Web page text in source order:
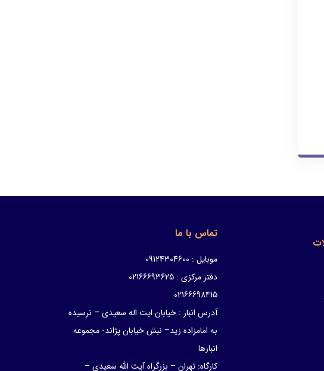
تماس با ما
موبایل : 09124304600
دفتر مرکزی : 02166693625
02166698415
آدرس انبار : خیابان ایت اله سعیدی – نرسیده
به امامزاده زید– نبش خیابان پژاند- مجموعه
انبارها
کارگاه: تهران – بزرگراه آیت الله سعیدی –